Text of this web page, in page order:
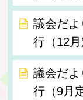
議会だ
行（12月
議会だ
行（9月